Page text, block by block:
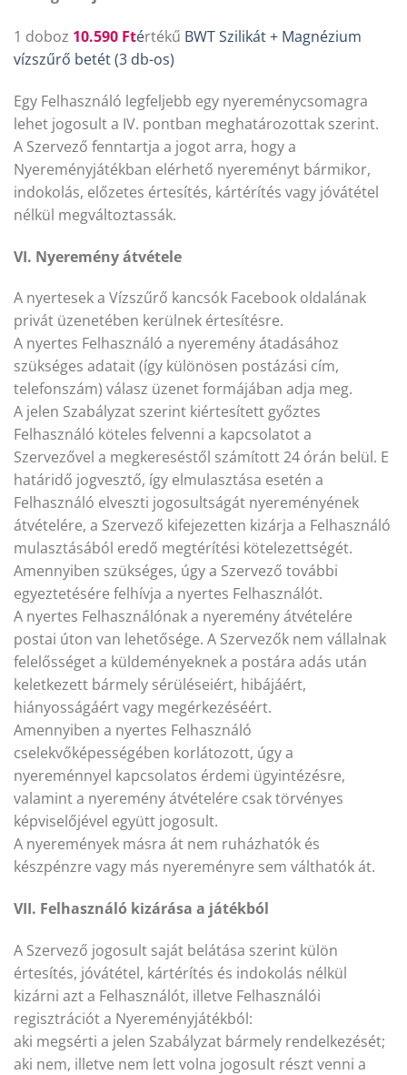
1 doboz 10.590 Ftértékű BWT Szilikát + Magnézium
vízszűrő betét (3 db-os)
Egy Felhasználó legfeljebb egy nyereménycsomagra
lehet jogosult a IV. pontban meghatározottak szerint.
A Szervező fenntartja a jogot arra, hogy a
Nyereményjátékban elérhető nyereményt bármikor,
indokolás, előzetes értesítés, kártérítés vagy jóvátétel
nélkül megváltoztassák.
VI. Nyeremény átvétele
A nyertesek a Vízszűrő kancsók Facebook oldalának
privát üzenetében kerülnek értesítésre.
A nyertes Felhasználó a nyeremény átadásához
szükséges adatait (így különösen postázási cím,
telefonszám) válasz üzenet formájában adja meg.
A jelen Szabályzat szerint kiértesített győztes
Felhasználó köteles felvenni a kapcsolatot a
Szervezővel a megkereséstől számított 24 órán belül. E
határidő jogvesztő, így elmulasztása esetén a
Felhasználó elveszti jogosultságát nyereményének
átvételére, a Szervező kifejezetten kizárja a Felhasználó
mulasztásából eredő megtérítési kötelezettségét.
Amennyiben szükséges, úgy a Szervező további
egyeztetésére felhívja a nyertes Felhasználót.
A nyertes Felhasználónak a nyeremény átvételére
postai úton van lehetősége. A Szervezők nem vállalnak
felelősséget a küldeményeknek a postára adás után
keletkezett bármely sérüléseiért, hibájáért,
hiányosságáért vagy megérkezéséért.
Amennyiben a nyertes Felhasználó
cselekvőképességében korlátozott, úgy a
nyereménnyel kapcsolatos érdemi ügyintézésre,
valamint a nyeremény átvételére csak törvényes
képviselőjével együtt jogosult.
A nyeremények másra át nem ruházhatók és
készpénzre vagy más nyereményre sem válthatók át.
VII. Felhasználó kizárása a játékból
A Szervező jogosult saját belátása szerint külön
értesítés, jóvátétel, kártérítés és indokolás nélkül
kizárni azt a Felhasználót, illetve Felhasználói
regisztrációt a Nyereményjátékból:
aki megsérti a jelen Szabályzat bármely rendelkezését;
aki nem, illetve nem lett volna jogosult részt venni a